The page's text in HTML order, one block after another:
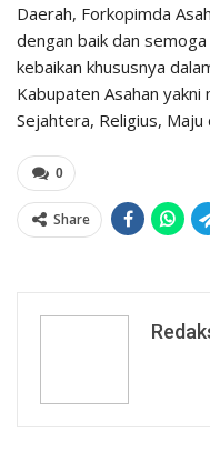
Daerah, Forkopimda
dengan baik dan
kebaikan khususnya
Kabupaten Asahan
Sejahtera, Religius,
0
Share